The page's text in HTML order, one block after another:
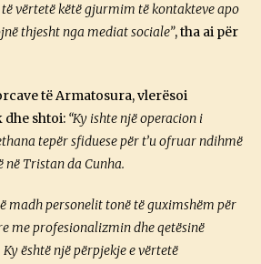
të vërtetë këtë gjurmim të kontakteve apo
thjesht nga mediat sociale”, tha ai për
të Armatosura, vlerësoi
shtoi: “Ky ishte një operacion i
tepër sfiduese për t’u ofruar ndihmë
në Tristan da Cunha.
madh personelit tonë të guximshëm për
me profesionalizmin dhe qetësinë
është një përpjekje e vërtetë